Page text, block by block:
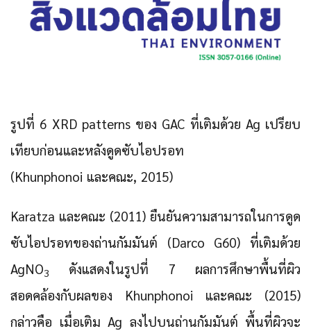
รูปที่ 6 XRD patterns ของ GAC ที่เติมด้วย Ag เปรียบ
เทียบก่อนและหลังดูดซับไอปรอท
(Khunphonoi และคณะ, 2015)
Karatza และคณะ (2011) ยืนยันความสามารถในการดูด
ซับไอปรอทของถ่านกัมมันต์ (Darco G60) ที่เติมด้วย
AgNO3
ดังแสดงในรูปที่ 7 ผลการศึกษาพื้นที่ผิว
สอดคล้องกับผลของ Khunphonoi และคณะ (2015)
กล่าวคือ เมื่อเติม Ag ลงไปบนถ่านกัมมันต์ พื้นที่ผิวจะ